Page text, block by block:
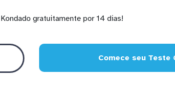
gratuitamente por 14 dias!
Comece seu Teste